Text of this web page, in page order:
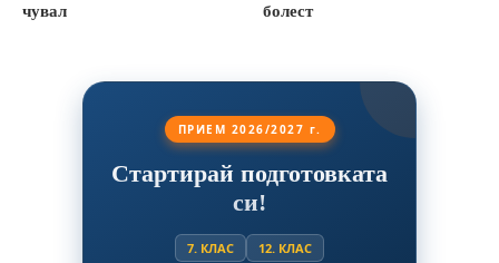
чувал
болест
ПРИЕМ 2026/2027 г.
Стартирай подготовката
си!
7. КЛАС 12. КЛАС